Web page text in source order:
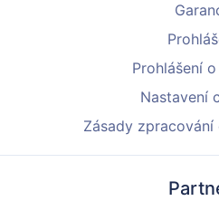
Prohlášení
Nastavení
Zásady zpracování